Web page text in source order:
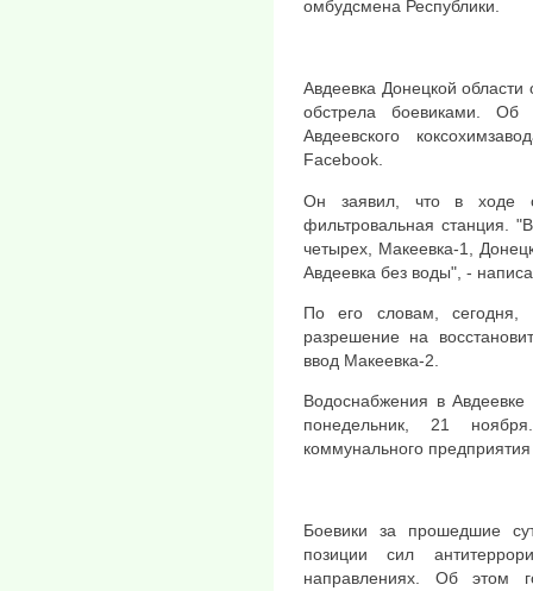
омбудсмена Республики.
Авдеевка Донецкой области
обстрела боевиками. Об
Авдеевского
Facebook.
Он заявил, что в ходе
фильтровальная станция.
четырех, Макеевка-1,
Авдеевка без воды", -
По его словам, сегодня,
разрешение на
ввод Макеевка-2.
Водоснабжения в Авдеевке
понедельник, 21
коммунального
Боевики за прошедшие
позиции сил
направлениях. Об этом